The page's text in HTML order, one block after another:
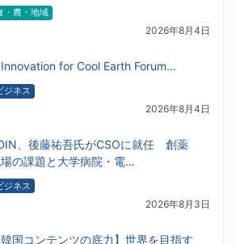
・農・地域
2026年8月4日
Innovation for Cool Earth Forum…
ジネス
2026年8月4日
、後藤祐吾氏がCSOに就任 創薬
の課題と大学病院・電…
ジネス
2026年8月3日
韓国コンテンツの底力】世界を目指す